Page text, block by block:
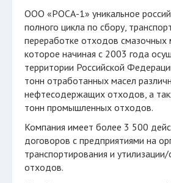
ООО «РОСА-1» уникальное российское предприятие
полного цикла по сбору,
переработке отходов смазочных
которое начиная с 2003 года
территории Российской
тонн отработанных масел
нефтесодержащих отходов, а
тонн промышленных отходов.
Компания имеет более 3 500
договоров с предприятиями на
транспортирования и
отходов.